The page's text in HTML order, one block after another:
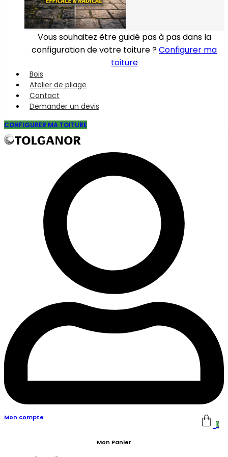
Vous souhaitez être guidé pas à pas dans la
configuration de votre toiture ?Configurer ma
toiture
Bois
Atelier de pliage
Contact
Demander un devis
CONFIGURER MA TOITURE
Mon compte
0
Mon Panier